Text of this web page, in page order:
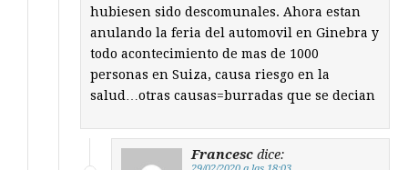
hubiesen sido descomunales. Ahora estan
anulando la feria del automovil en Ginebra y
todo acontecimiento de mas de 1000
personas en Suiza, causa riesgo en la
salud…otras causas=burradas que se decian
Francesc dice: